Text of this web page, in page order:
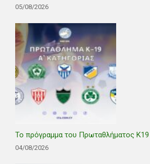
05/08/2026
Το πρόγραμμα του Πρωταθλήματος Κ19
04/08/2026